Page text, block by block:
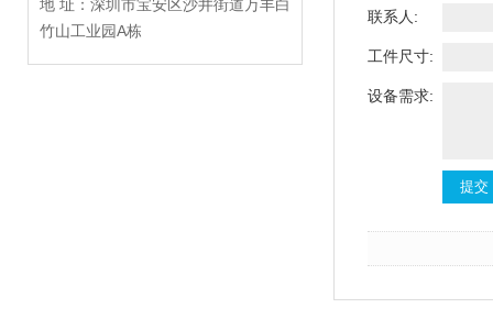
地 址：深圳市宝安区沙井街道万丰白
竹山工业园A栋
联系人:
工件尺寸:
设备需求: